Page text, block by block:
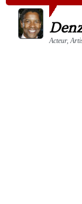
Acteur,